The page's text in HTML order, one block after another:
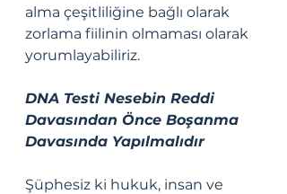
alma çeşitliliğine bağlı olarak
zorlama fiilinin olmaması olarak
yorumlayabiliriz.
DNA Testi Nesebin Reddi
Davasından Önce Boşanma
Davasında Yapılmalıdır
Şüphesiz ki hukuk, insan ve